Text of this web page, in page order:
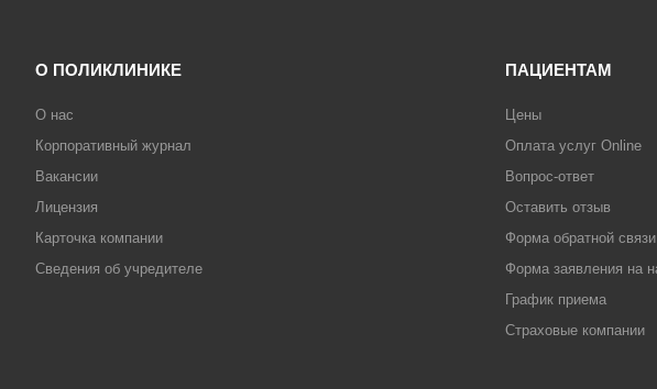
О ПОЛИКЛИНИКЕ
О нас
Корпоративный журнал
Вакансии
Лицензия
Карточка компании
Сведения об учредителе
ПАЦИЕНТАМ
Цены
Оплата услуг Online
Вопрос-ответ
Оставить отзыв
Форма обратной связи
Форма заявления на
График приема
Страховые компании